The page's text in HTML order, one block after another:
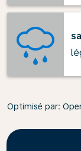
Optimisé par: